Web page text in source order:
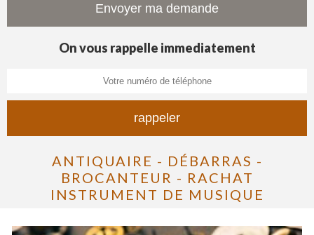
On vous rappelle immediatement
ANTIQUAIRE - DÉBARRAS -
BROCANTEUR - RACHAT
INSTRUMENT DE MUSIQUE